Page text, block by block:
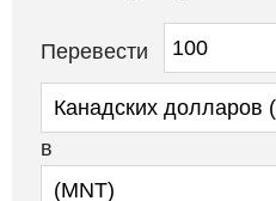
Перевести
в